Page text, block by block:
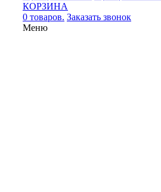
КОРЗИНА
0 товаров. Заказать звонок
Меню